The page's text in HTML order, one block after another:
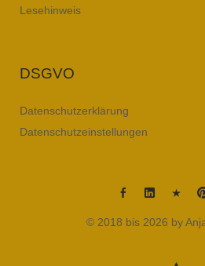
Lesehinweis
DSGVO
Datenschutzerklärung
Datenschutzeinstellungen
Anja Anja Anja
© 2018 bis 2026 by